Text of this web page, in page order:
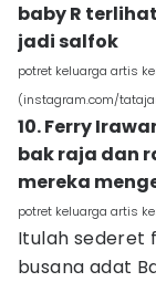
baby R
jadi salfok
potret keluarga artis
(instagram.com/
10. Ferry
bak raja dan
mereka
potret keluarga artis
Itulah sederet
busana adat